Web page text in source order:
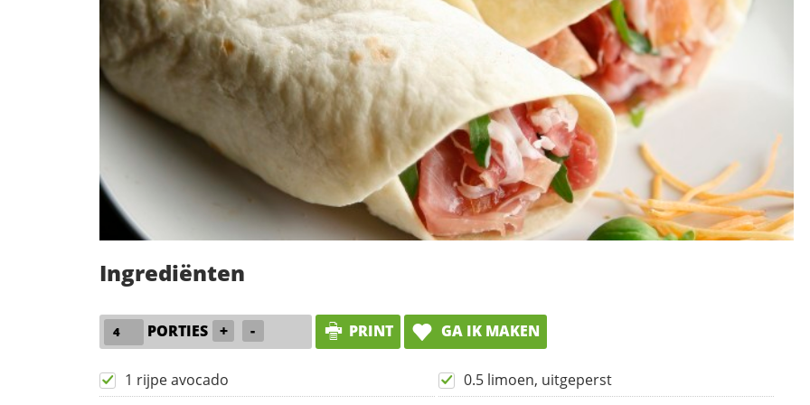
Ingrediënten
PORTIES + - PRINT GA IK MAKEN
1 rijpe avocado 0.5 limoen, uitgeperst